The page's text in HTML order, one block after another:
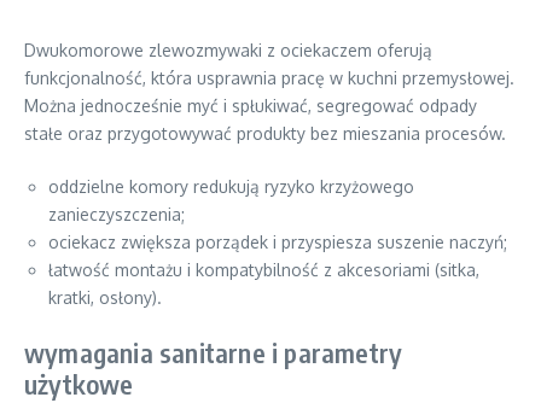
Dwukomorowe zlewozmywaki z ociekaczem oferują
funkcjonalność, która usprawnia pracę w kuchni przemysłowej.
Można jednocześnie myć i spłukiwać, segregować odpady
stałe oraz przygotowywać produkty bez mieszania procesów.
oddzielne komory redukują ryzyko krzyżowego
zanieczyszczenia;
ociekacz zwiększa porządek i przyspiesza suszenie naczyń;
łatwość montażu i kompatybilność z akcesoriami (sitka,
kratki, osłony).
wymagania sanitarne i parametry
użytkowe